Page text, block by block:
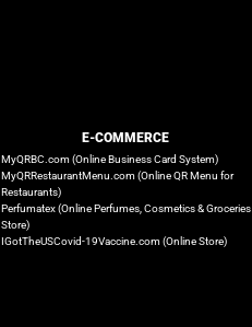
E-COMMERCE
MyQRBC.com (Online Business Card System)
MyQRRestaurantMenu.com (Online QR Menu for
Restaurants)
Perfumatex (Online Perfumes, Cosmetics & Groceries
Store)
IGotTheUSCovid-19Vaccine.com (Online Store)